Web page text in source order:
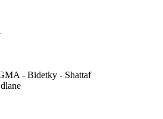
- Bidetky - Shattaf